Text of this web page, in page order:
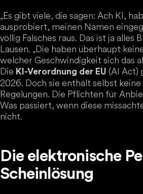
„Es gibt viele, die sagen: Ach KI,
ausprobiert, meinen Namen
völlig Falsches raus. Das ist ja alles
Lausen. „Die haben überhaupt
welcher Geschwindigkeit sich das
Die KI-Verordnung der EU (AI Act)
2026. Doch sie enthält selbst
Regelungen. Die Pflichten für
Was passiert, wenn diese
nicht.
Die elektronische
Scheinlösung